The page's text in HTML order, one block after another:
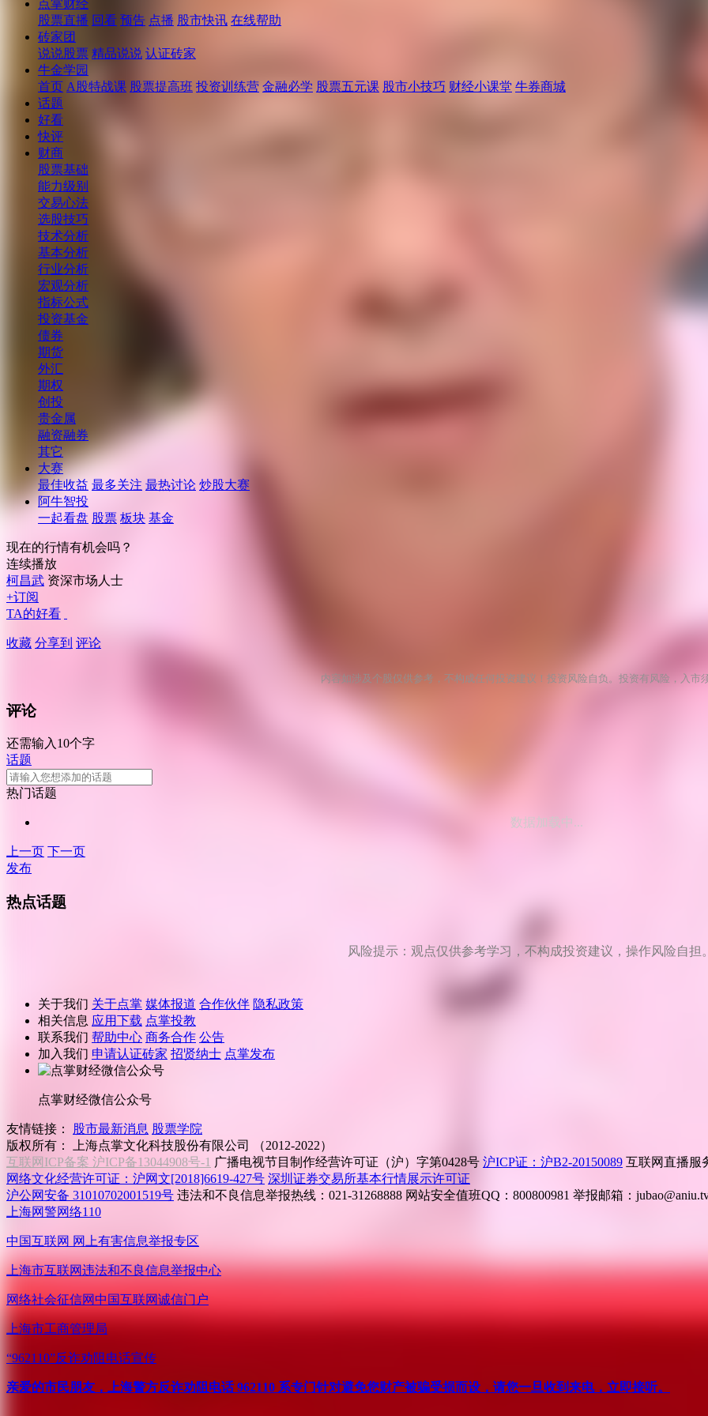
点掌财经
股票直播 回看 预告 点播 股市快讯 在线帮助
砖家团
说说股票 精品说说 认证砖家
牛金学园
首页 A股特战课 股票提高班 投资训练营 金融必学 股票五元课 股市小技巧 财经小课堂 牛券商城
话题
好看
快评
财商
股票基础
能力级别
交易心法
选股技巧
技术分析
基本分析
行业分析
宏观分析
指标公式
投资基金
债券
期货
外汇
期权
创投
贵金属
融资融券
其它
大赛
最佳收益 最多关注 最热讨论 炒股大赛
阿牛智投
一起看盘 股票 板块 基金
现在的行情有机会吗？
连续播放
柯昌武 资深市场人士
+订阅
TA的好看
收藏 分享到 评论
内容如涉及个股仅供参考，不构成任何投资建议！投资风险自负。投资有风险，入市
评论
还需输入10个字
话题
热门话题
数据加载中...
上一页 下一页
发布
热点话题
风险提示：观点仅供参考学习，不构成投资建议，操作风险自担
关于我们 关于点掌 媒体报道 合作伙伴 隐私政策
相关信息 应用下载 点掌投教
联系我们 帮助中心 商务合作 公告
加入我们 申请认证砖家 招贤纳士 点掌发布
点掌财经微信公众号
友情链接： 股市最新消息 股票学院
版权所有：
上海点掌文化科技股份有限公司 （2012-2022）
互联网ICP备案 沪ICP备13044908号-1 广播电视节目制作经营许可证（沪）字第0428号 沪ICP证：沪B2-20150089 互联网直播服
网络文化经营许可证：沪网文[2018]6619-427号 深圳证券交易所基本行情展示许可证
沪公网安备 31010702001519号 违法和不良信息举报热线：021-31268888 网站安全值班QQ：800800981 举报邮箱：
上海网警网络110
中国互联网 网上有害信息举报专区
上海市互联网违法和不良信息举报中心
网络社会征信网中国互联网诚信门户
上海市工商管理局
“962110”反诈劝阻电话宣传
亲爱的市民朋友，上海警方反诈劝阻电话 962110 系专门针对避免您财产被骗受损而设，请您一旦收到来电，立即接听。